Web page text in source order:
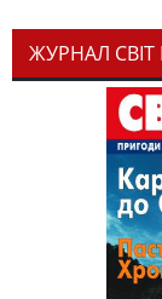
ЖУРНАЛ СВІТ